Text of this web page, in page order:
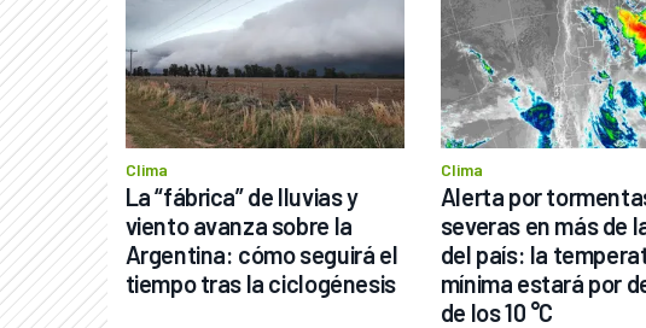
Clima
La “fábrica” de lluvias y
viento avanza sobre la
Argentina: cómo seguirá el
tiempo tras la ciclogénesis
Clima
Alerta por
severas en más de
del país: la
mínima estará por
de los 10 °C